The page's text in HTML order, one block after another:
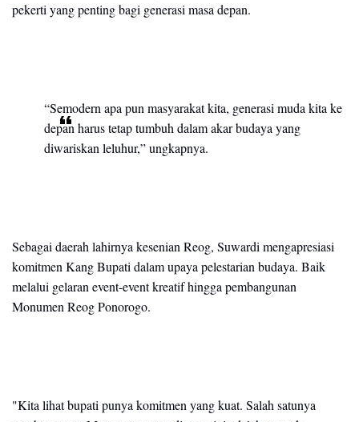
pekerti yang penting bagi generasi masa depan.
“Semodern apa pun masyarakat kita, generasi muda kita ke
depan harus tetap tumbuh dalam akar budaya yang
diwariskan leluhur,” ungkapnya.
Sebagai daerah lahirnya kesenian Reog, Suwardi mengapresiasi
komitmen Kang Bupati dalam upaya pelestarian budaya. Baik
melalui gelaran event-event kreatif hingga pembangunan
Monumen Reog Ponorogo.
"Kita lihat bupati punya komitmen yang kuat. Salah satunya